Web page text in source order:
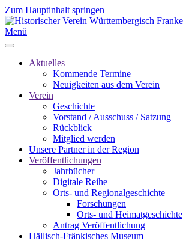
Zum Hauptinhalt springen
Menü
Aktuelles
Kommende Termine
Neuigkeiten aus dem Verein
Verein
Geschichte
Vorstand / Ausschuss / Satzung
Rückblick
Mitglied werden
Unsere Partner in der Region
Veröffentlichungen
Jahrbücher
Digitale Reihe
Orts- und Regionalgeschichte
Forschungen
Orts- und Heimatgeschichte
Antrag Veröffentlichung
Hällisch-Fränkisches Museum